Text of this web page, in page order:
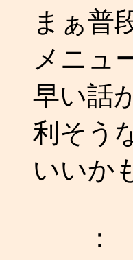
まぁ普
メニュ
早い話
利そう
いいか
：